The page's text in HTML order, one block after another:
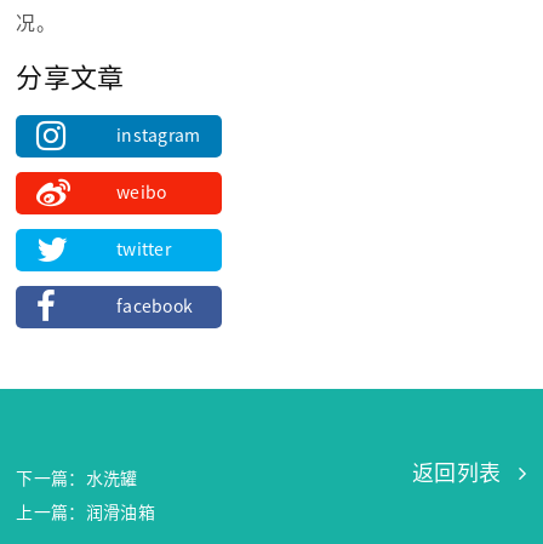
况。
分享文章
instagram
weibo
twitter
facebook
下一篇：水洗罐
上一篇：润滑油箱
返回列表